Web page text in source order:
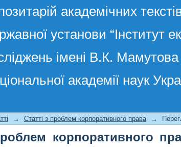
академічних
установи “Інститут
імені В.К. Мамутова
академії наук
корпоративного права
→ Статті з проблем корпоративного права →
корпоративного